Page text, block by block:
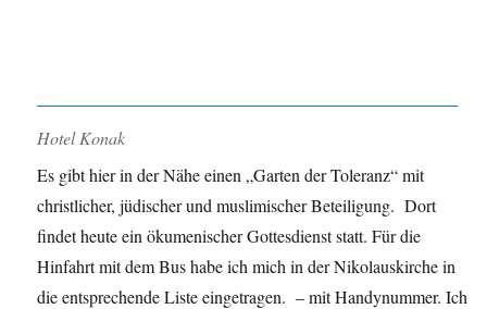
Hotel Konak
Es gibt hier in der Nähe einen „Garten der Toleranz“ mit
christlicher, jüdischer und muslimischer Beteiligung. Dort
findet heute ein ökumenischer Gottesdienst statt. Für die
Hinfahrt mit dem Bus habe ich mich in der Nikolauskirche in
die entsprechende Liste eingetragen. – mit Handynummer. Ich